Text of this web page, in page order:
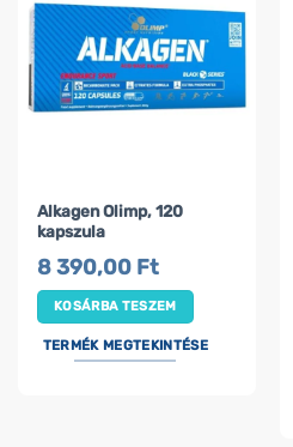
Alkagen Olimp, 120
kapszula
8 390,00 Ft
KOSÁRBA TESZEM
TERMÉK MEGTEKINTÉSE